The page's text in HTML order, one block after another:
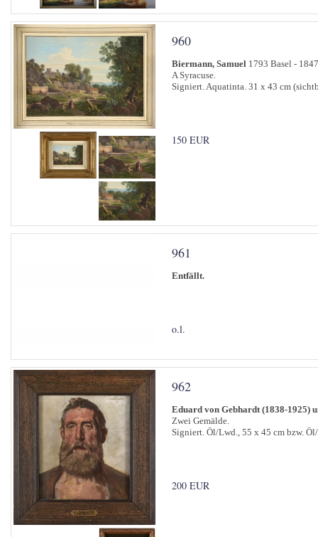
960
Biermann, Samuel 1793 Basel -
A Syracuse.
Signiert. Aquatinta. 31 x 43 cm
150 EUR
961
Entfällt.
o.l.
962
Eduard von Gebhardt (1838-1925)
Zwei Gemälde.
Signiert. Öl/Lwd., 55 x 45 cm bzw.
200 EUR